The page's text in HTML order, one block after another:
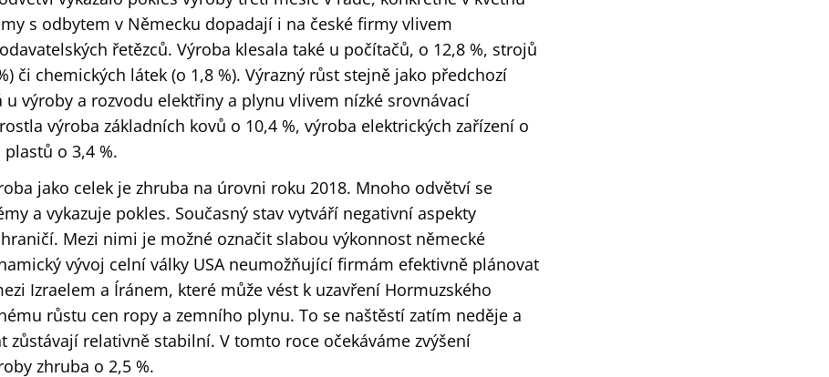
s odbytem v Německu dopadají i na české firmy vlivem
řetězců. Výroba klesala také u počítačů, o 12,8 %, strojů
či chemických látek (o 1,8 %). Výrazný růst stejně jako předchozí
u výroby a rozvodu elektřiny a plynu vlivem nízké srovnávací
výroba základních kovů o 10,4 %, výroba elektrických zařízení o
o 3,4 %.
jako celek je zhruba na úrovni roku 2018. Mnoho odvětví se
a vykazuje pokles. Současný stav vytváří negativní aspekty
Mezi nimi je možné označit slabou výkonnost německé
vývoj celní války USA neumožňující firmám efektivně plánovat
Izraelem a Íránem, které může vést k uzavření Hormuzského
růstu cen ropy a zemního plynu. To se naštěstí zatím neděje a
zůstávají relativně stabilní. V tomto roce očekáváme zvýšení
zhruba o 2,5 %.